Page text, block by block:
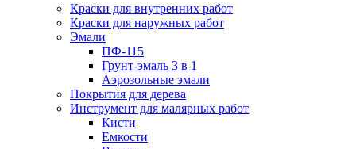
Краски для внутренних работ
Краски для наружных работ
Эмали
ПФ-115
Грунт-эмаль 3 в 1
Аэрозольные эмали
Покрытия для дерева
Инструмент для малярных работ
Кисти
Емкости